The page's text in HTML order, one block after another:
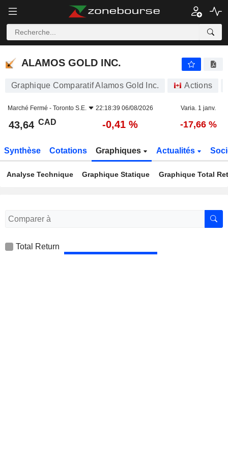
ALAMOS GOLD INC.
ALAMOS GOLD INC.
Graphique Comparatif Alamos Gold Inc. Actions
Marché Fermé - Toronto S.E. 22:18:39 06/08/2026 Varia. 1 janv.
43,64 CAD -0,41 % -17,66 %
Synthèse Cotations Graphiques Actualités
Analyse Technique Graphique Statique Graphique Total
Total Return